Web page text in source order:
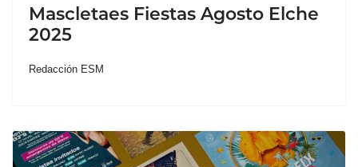
Mascletaes Fiestas Agosto Elche
2025
Redacción ESM